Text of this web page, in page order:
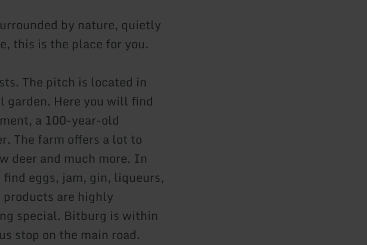
by nature, quietly
this is the place for you.
The pitch is located in
Here you will find
a 100-year-old
The farm offers a lot to
deer and much more. In
eggs, jam, gin, liqueurs,
products are highly
special. Bitburg is within
stop on the main road.